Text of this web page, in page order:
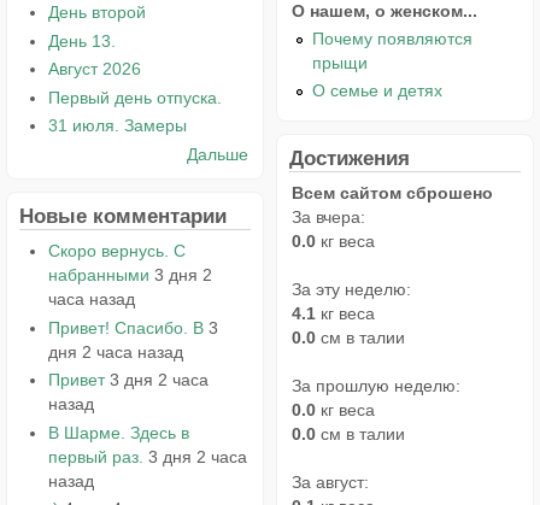
День второй
День 13.
Август 2026
Первый день отпуска.
31 июля. Замеры
Дальше
Новые комментарии
Скоро вернусь. С
набранными 3 дня 2
часа назад
Привет! Спасибо. В 3
дня 2 часа назад
Привет 3 дня 2 часа
назад
В Шарме. Здесь в
первый раз. 3 дня 2 часа
назад
О нашем, о женском...
Почему появляются
прыщи
О семье и детях
Достижения
Всем сайтом сброшено
За вчера:
0.0 кг веса
За эту неделю:
4.1 кг веса
0.0 см в талии
За прошлую неделю:
0.0 кг веса
0.0 см в талии
За август: